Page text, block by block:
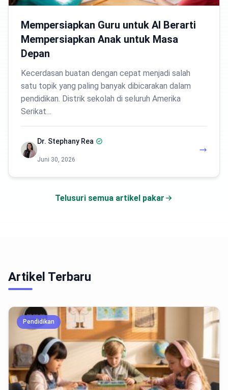
Mempersiapkan Guru untuk AI Berarti
Mempersiapkan Anak untuk Masa
Depan
Kecerdasan buatan dengan cepat menjadi salah
satu topik yang paling banyak dibicarakan dalam
pendidikan. Distrik sekolah di seluruh Amerika
Serikat…
Dr. Stephany Rea
Juni 30, 2026
Telusuri semua artikel pakar
Artikel Terbaru
Pendidikan